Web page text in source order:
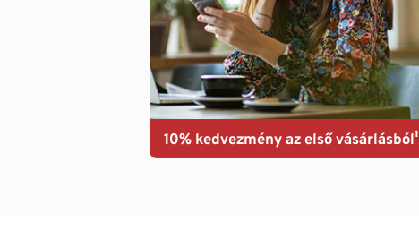
10% kedvezmény az első vásárlásból¹